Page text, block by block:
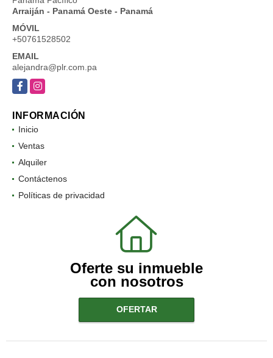
Arraiján - Panamá Oeste - Panamá
MÓVIL
+50761528502
EMAIL
alejandra@plr.com.pa
FacebookInstagram
INFORMACIÓN
Inicio
Ventas
Alquiler
Contáctenos
Políticas de privacidad
Oferte su inmueble
con nosotros
OFERTAR